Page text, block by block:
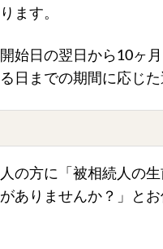
ます。
始日の翌日から10ヶ
日までの期間に応じ
の方に「被相続人の
ありませんか？」と